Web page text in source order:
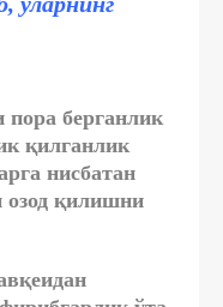
пора берганлик
қилганлик
нисбатан
озод қилишни